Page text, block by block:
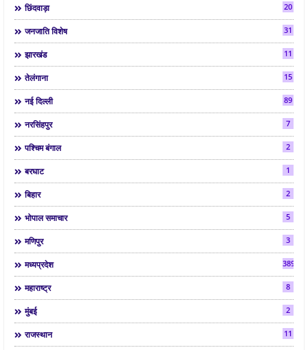
छिंदवाड़ा 20
जनजाति विशेष 31
झारखंड 11
तेलंगाना 15
नई दिल्ली 89
नरसिंहपुर 7
पश्चिम बंगाल 2
बरघाट 1
बिहार 2
भोपाल समाचार 5
मणिपुर 3
मध्यप्रदेश 3892
महाराष्ट्र 8
मुंबई 2
राजस्थान 11